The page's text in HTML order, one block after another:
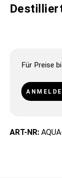
Für Preise
ART-NR: